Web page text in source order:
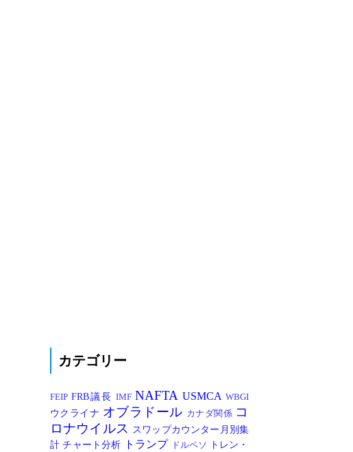
カテゴリー
FEIP FRB議長IMFNAFTAUSMCA WBGI
ウクライナ オブラドール カナダ関係 コ
ロナウイルス
スワップカウンター月別集
計チャート分析 トランプ ドルペソ
トレン・